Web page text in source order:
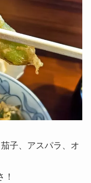
子、アスパラ、オ